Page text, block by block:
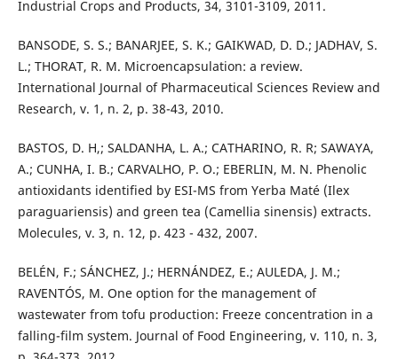
Industrial Crops and Products, 34, 3101-3109, 2011.
BANSODE, S. S.; BANARJEE, S. K.; GAIKWAD, D. D.; JADHAV, S.
L.; THORAT, R. M. Microencapsulation: a review.
International Journal of Pharmaceutical Sciences Review and
Research, v. 1, n. 2, p. 38-43, 2010.
BASTOS, D. H,; SALDANHA, L. A.; CATHARINO, R. R; SAWAYA,
A.; CUNHA, I. B.; CARVALHO, P. O.; EBERLIN, M. N. Phenolic
antioxidants identified by ESI-MS from Yerba Maté (Ilex
paraguariensis) and green tea (Camellia sinensis) extracts.
Molecules, v. 3, n. 12, p. 423 - 432, 2007.
BELÉN, F.; SÁNCHEZ, J.; HERNÁNDEZ, E.; AULEDA, J. M.;
RAVENTÓS, M. One option for the management of
wastewater from tofu production: Freeze concentration in a
falling-film system. Journal of Food Engineering, v. 110, n. 3,